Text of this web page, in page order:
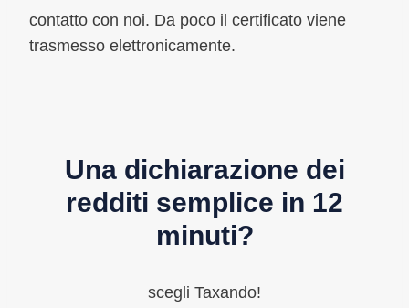
contatto con noi. Da poco il certificato viene
trasmesso elettronicamente.
Una dichiarazione dei
redditi semplice in 12
minuti?
scegli Taxando!